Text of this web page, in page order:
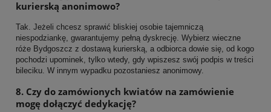
kurierską anonimowo?
Tak. Jeżeli chcesz sprawić bliskiej osobie tajemniczą
niespodziankę, gwarantujemy pełną dyskrecję. Wybierz wieczne
róże Bydgoszcz z dostawą kurierską, a odbiorca dowie się, od kogo
pochodzi upominek, tylko wtedy, gdy wpiszesz swój podpis w treści
bileciku. W innym wypadku pozostaniesz anonimowy.
8. Czy do zamówionych kwiatów na zamówienie
mogę dołączyć dedykację?